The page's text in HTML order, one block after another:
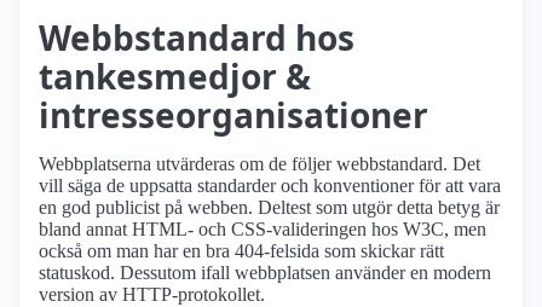
Webbstandard hos
tankesmedjor &
intresseorganisationer
Webbplatserna utvärderas om de följer webbstandard. Det
vill säga de uppsatta standarder och konventioner för att vara
en god publicist på webben. Deltest som utgör detta betyg är
bland annat HTML- och CSS-valideringen hos W3C, men
också om man har en bra 404-felsida som skickar rätt
statuskod. Dessutom ifall webbplatsen använder en modern
version av HTTP-protokollet.